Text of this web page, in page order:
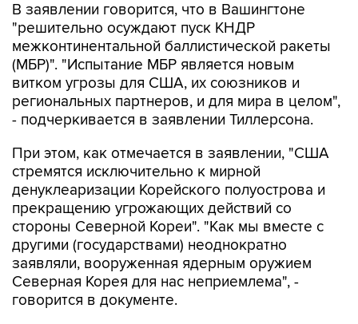
В заявлении говорится, что в Вашингтоне
"решительно осуждают пуск КНДР
межконтинентальной баллистической ракеты
(МБР)". "Испытание МБР является новым
витком угрозы для США, их союзников и
региональных партнеров, и для мира в целом",
- подчеркивается в заявлении Тиллерсона.
При этом, как отмечается в заявлении, "США
стремятся исключительно к мирной
денуклеаризации Корейского полуострова и
прекращению угрожающих действий со
стороны Северной Кореи". "Как мы вместе с
другими (государствами) неоднократно
заявляли, вооруженная ядерным оружием
Северная Корея для нас неприемлема", -
говорится в документе.